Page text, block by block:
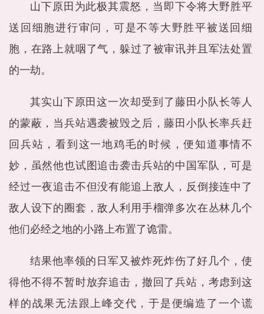
山下原田为此极其震怒，当即下令将大野胜平
送回细胞进行审问，可是不等大野胜平被送回细
胞，在路上就咽了气，躲过了被审讯并且军法处置
的一劫。
其实山下原田这一次却受到了藤田小队长等人
的蒙蔽，当兵站遇袭被毁之后，藤田小队长率兵赶
回兵站，看到这一地鸡毛的时候，便知道事情不
妙，虽然他也试图追击袭击兵站的中国军队，可是
经过一夜追击不但没有能追上敌人，反倒接连中了
敌人设下的圈套，敌人利用手榴弹多次在丛林几个
他们必经之地的小路上布置了诡雷。
结果他率领的日军又被炸死炸伤了好几个，使
得他不得不暂时放弃追击，撤回了兵站，考虑到这
样的战果无法跟上峰交代，于是便编造了一个谎